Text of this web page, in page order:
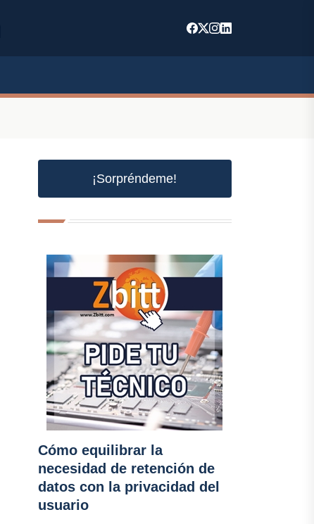
¡Sorpréndeme!
Cómo equilibrar la
necesidad de retención de
datos con la privacidad del
usuario